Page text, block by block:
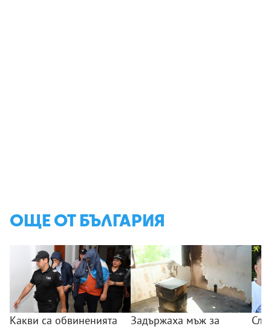
ОЩЕ ОТ БЪЛГАРИЯ
Какви са обвиненията
Задържаха мъж за